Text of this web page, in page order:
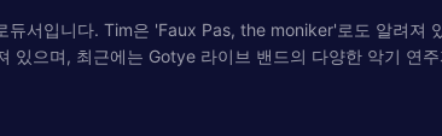
서입니다. Tim은 'Faux Pas, the moniker'로도 알려
있으며, 최근에는 Gotye 라이브 밴드의 다양한 악기 연